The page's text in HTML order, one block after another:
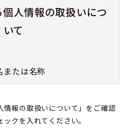
人情報の取扱いにつ
いて
または名称
理者（若しくはその代理
情報の取扱いについて」をご確認
クを入れてください。